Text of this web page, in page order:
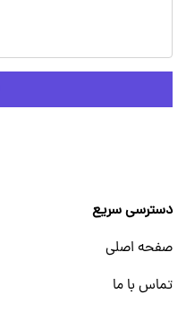
دسترسی سریع
صفحه اصلی
تماس با ما